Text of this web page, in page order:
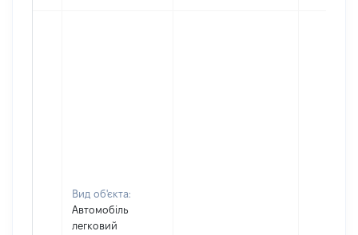
Вид об'єкта:
Автомобіль
легковий